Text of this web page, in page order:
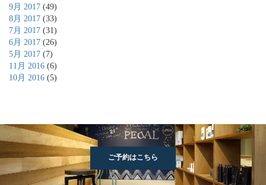
9月 2017 (49)
8月 2017 (33)
7月 2017 (31)
6月 2017 (26)
5月 2017 (7)
11月 2016 (6)
10月 2016 (5)
ご予約はこちら